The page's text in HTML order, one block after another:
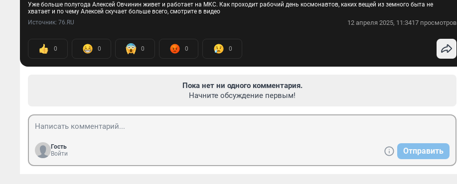
Уже больше полугода Алексей Овчинин живет и работает на МКС. Как проходит рабочий день космонавтов, каких вещей из земного быта не
хватает и по чему Алексей скучает больше всего, смотрите в видео
Источник: 76.RU 12 апреля 2025, 11:3417 просмотров
0 0 0 0 0
Пока нет ни одного комментария.
Начните обсуждение первым!
Гость
Войти
Отправить